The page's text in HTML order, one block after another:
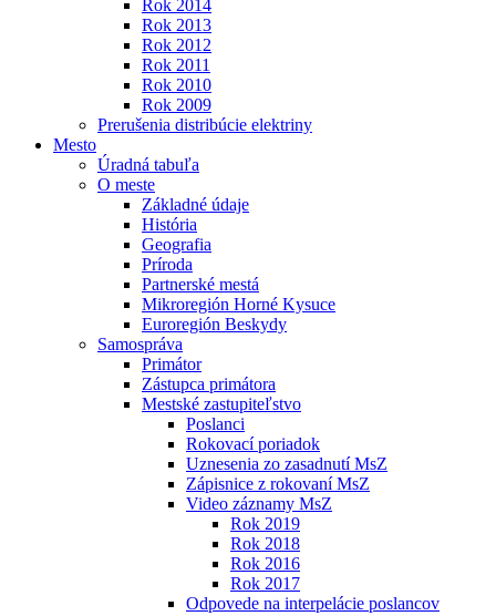
Rok 2014
Rok 2013
Rok 2012
Rok 2011
Rok 2010
Rok 2009
Prerušenia distribúcie elektriny
Mesto
Úradná tabuľa
O meste
Základné údaje
História
Geografia
Príroda
Partnerské mestá
Mikroregión Horné Kysuce
Euroregión Beskydy
Samospráva
Primátor
Zástupca primátora
Mestské zastupiteľstvo
Poslanci
Rokovací poriadok
Uznesenia zo zasadnutí MsZ
Zápisnice z rokovaní MsZ
Video záznamy MsZ
Rok 2019
Rok 2018
Rok 2016
Rok 2017
Odpovede na interpelácie poslancov